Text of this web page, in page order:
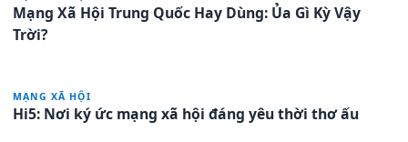
Mạng Xã Hội Trung Quốc Hay Dùng: Ủa Gì Kỳ Vậy
Trời?
MẠNG XÃ HỘI
Hi5: Nơi ký ức mạng xã hội đáng yêu thời thơ ấu